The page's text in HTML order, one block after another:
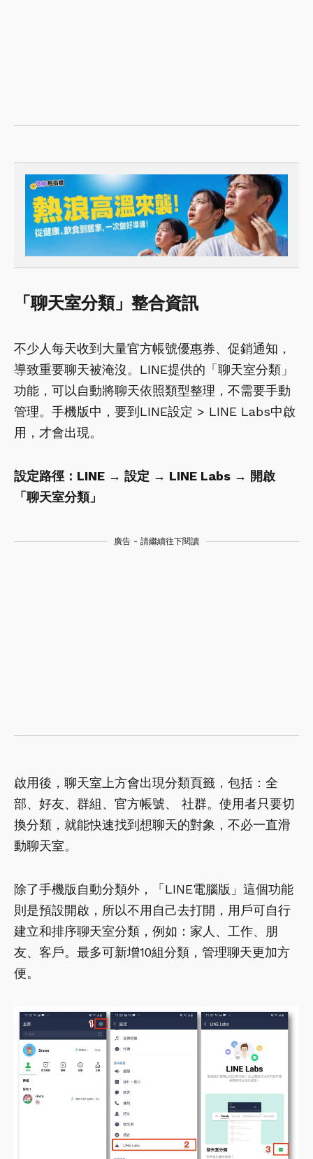
「聊天室分類」整合資訊
不少人每天收到大量官方帳號優惠券、促銷通知，
導致重要聊天被淹沒。LINE提供的「聊天室分類」
功能，可以自動將聊天依照類型整理，不需要手動
管理。手機版中，要到LINE設定 > LINE Labs中啟
用，才會出現。
設定路徑：LINE → 設定 → LINE Labs → 開啟
「聊天室分類」
廣告 - 請繼續往下閱讀
啟用後，聊天室上方會出現分類頁籤，包括：全
部、好友、群組、官方帳號、 社群。使用者只要切
換分類，就能快速找到想聊天的對象，不必一直滑
動聊天室。
除了手機版自動分類外，「LINE電腦版」這個功能
則是預設開啟，所以不用自己去打開，用戶可自行
建立和排序聊天室分類，例如：家人、工作、朋
友、客戶。最多可新增10組分類，管理聊天更加方
便。